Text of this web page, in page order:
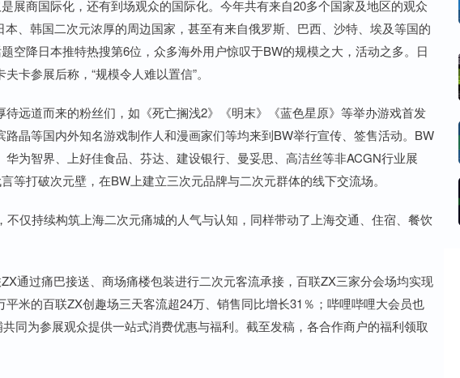
商国际化，还有到场观众的国际化。今年共有来自20多个国家及地区的观众
、韩国二次元浓厚的周边国家，甚至有来自俄罗斯、巴西、沙特、埃及等国的
空降日本推特热搜第6位，众多海外用户惊叹于BW的规模之大，活动之多。日
卡参展后称，“规模令人难以置信”。
远道而来的粉丝们，如《死亡搁浅2》《明末》《蓝色星原》等举办游戏首发
晶等国内外知名游戏制作人和漫画家们等均来到BW举行宣传、签售活动。BW
为智界、上好佳食品、芬达、建设银行、曼妥思、高洁丝等非ACGN行业展
等打破次元壁，在BW上建立三次元品牌与二次元群体的线下交流场。
仅持续构筑上海二次元痛城的人气与认知，同样带动了上海交通、住宿、餐饮
过痛巴接送、商场痛楼包装进行二次元客流承接，百联ZX三家分会场均实现
米的百联ZX创趣场三天客流超24万、销售同比增长31％；哔哩哔哩大会员也
同为参展观众提供一站式消费优惠与福利。截至发稿，各合作商户的福利领取